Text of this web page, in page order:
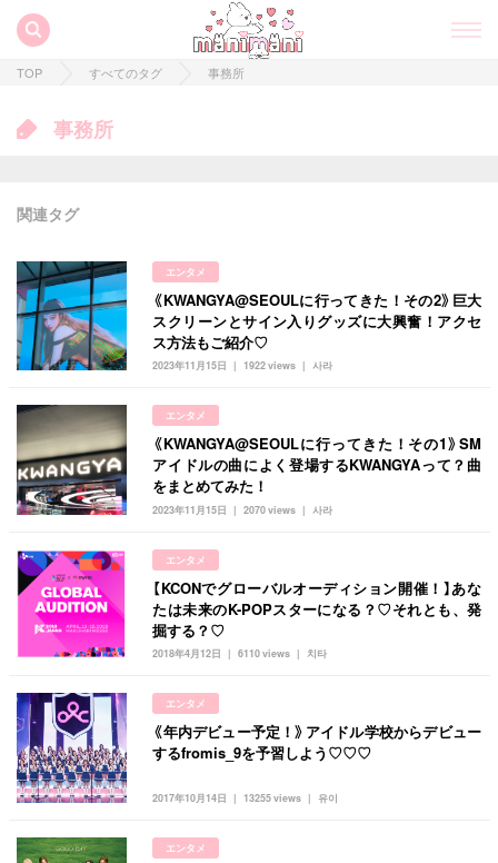
manimani について
カテゴリー一覧
タグ一覧
キュレーター一覧
運営会社
利用規約
プライバシーポリシー
お問い合わせ
韓国 オルチャン 韓国コスメ
メイク k-pop
kpop トレンド 韓国メイク
オルチャンメイク twice
TOP すべてのタグ 事務所
事務所
関連タグ
エンタメ
2023年11月15日 사라
1922 views
《KWANGYA@SEOULに行ってきた！その2》巨大
スクリーンとサイン入りグッズに大興奮！アクセ
ス方法もご紹介♡
エンタメ
2023年11月15日 사라
2070 views
《KWANGYA@SEOULに行ってきた！その1》SM
アイドルの曲によく登場するKWANGYAって？曲
をまとめてみた！
エンタメ
2018年4月12日 치타
6110 views
【KCONでグローバルオーディション開催！】あな
たは未来のK-POPスターになる？♡それとも、発
掘する？♡
エンタメ
2017年10月14日 유이
13255 views
《年内デビュー予定！》アイドル学校からデビュー
するfromis_9を予習しよう♡♡♡
エンタメ